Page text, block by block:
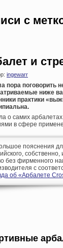
с
и
ingewarr
пора поговорить
ниже
практики
о самих
в сфере
пояснения
без фирменного
с
об «Арбалете